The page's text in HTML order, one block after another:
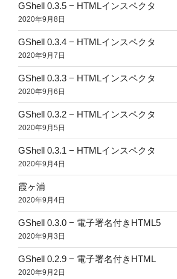
GShell 0.3.5 − HTMLインスペクタ
2020年9月8日
GShell 0.3.4 − HTMLインスペクタ
2020年9月7日
GShell 0.3.3 − HTMLインスペクタ
2020年9月6日
GShell 0.3.2 − HTMLインスペクタ
2020年9月5日
GShell 0.3.1 − HTMLインスペクタ
2020年9月4日
霞ヶ浦
2020年9月4日
GShell 0.3.0 − 電子署名付きHTML5
2020年9月3日
GShell 0.2.9 − 電子署名付きHTML
2020年9月2日